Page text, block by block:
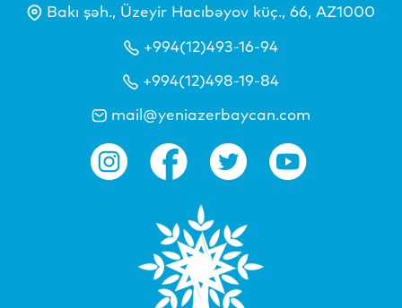
Bakı şəh., Üzeyir Hacıbəyov küç., 66, AZ1000
+994(12)493-16-94
+994(12)498-19-84
mail@yeniazerbaycan.com